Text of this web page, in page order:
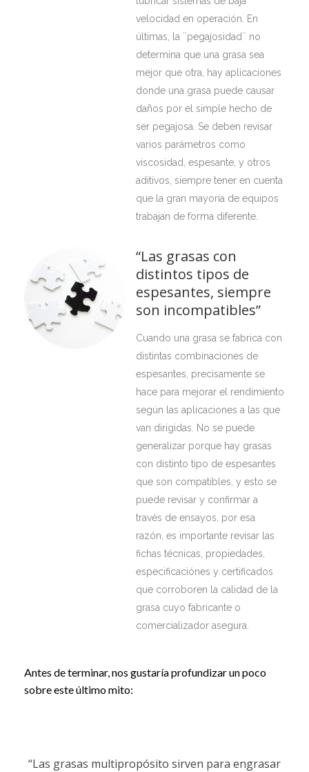
velocidad en operación. En
últimas, la ``pegajosidad`` no
determina que una grasa sea
mejor que otra, hay aplicaciones
donde una grasa puede causar
daños por el simple hecho de
ser pegajosa. Se deben revisar
varios parámetros como
viscosidad, espesante, y otros
aditivos, siempre tener en cuenta
que la gran mayoría de equipos
trabajan de forma diferente.
“Las grasas con
distintos tipos de
espesantes, siempre
son incompatibles”
Cuando una grasa se fabrica con
distintas combinaciones de
espesantes, precisamente se
hace para mejorar el rendimiento
según las aplicaciones a las que
van dirigidas. No se puede
generalizar porque hay grasas
con distinto tipo de espesantes
que son compatibles, y esto se
puede revisar y confirmar a
través de ensayos, por esa
razón, es importante revisar las
fichas técnicas, propiedades,
especificaciónes y certificados
que corroboren la calidad de la
grasa cuyo fabricante o
comercializador asegura.
Antes de terminar, nos gustaría profundizar un poco
sobre este último mito:
“Las grasas multipropósito sirven para engrasar